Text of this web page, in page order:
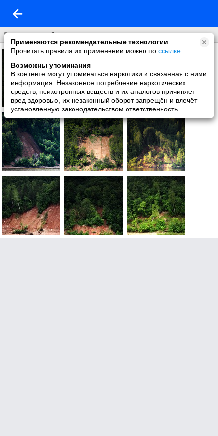
Применяются рекомендательные технологии
Прочитать правила их применении можно по ссылке
Возможны упоминания
В контенте могут упоминаться наркотики и связанная с ними
информация. Незаконное потребление наркотических
средств, психотропных веществ и их аналогов причиняет
вред здоровью, их незаконный оборот запрещён и влечёт
установленную законодательством ответственность
Рухнувшие берега